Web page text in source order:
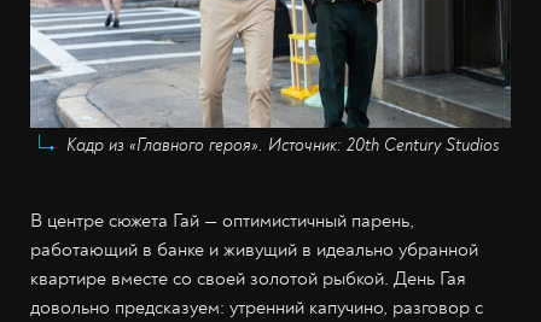
Кадр из «Главного героя». Источник: 20th Century Studios
В центре сюжета Гай — оптимистичный парень,
работающий в банке и живущий в идеально убранной
квартире вместе со своей золотой рыбкой. День Гая
довольно предсказуем: утренний капучино, разговор с